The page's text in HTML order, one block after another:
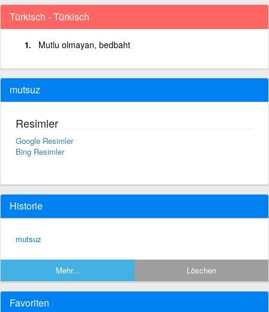
Türkisch - Türkisch
Mutlu olmayan, bedbaht
mutsuz
Resimler
Google Resimler
Bing Resimler
Historie
mutsuz
Mehr... Löschen
Favoriten